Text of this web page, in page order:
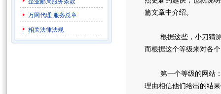
企业邮局服务条款
万网代理 服务总章
相关法律法规
篇文章中介绍。
根据这些，小刀猜测
而根据这个等级来对各
第一个等级的网站：
理由相信他们给出的结